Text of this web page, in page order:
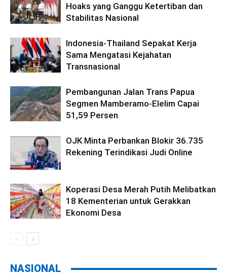
Hoaks yang Ganggu Ketertiban dan
Stabilitas Nasional
Indonesia-Thailand Sepakat Kerja
Sama Mengatasi Kejahatan
Transnasional
Pembangunan Jalan Trans Papua
Segmen Mamberamo-Elelim Capai
51,59 Persen
OJK Minta Perbankan Blokir 36.735
Rekening Terindikasi Judi Online
Koperasi Desa Merah Putih Melibatkan
18 Kementerian untuk Gerakkan
Ekonomi Desa
NASIONAL